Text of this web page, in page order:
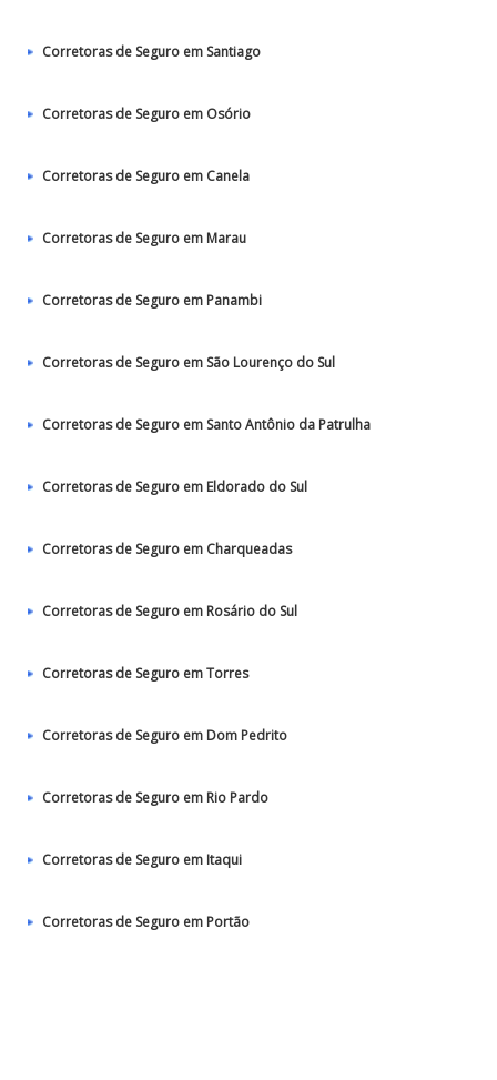
Corretoras de Seguro em Santiago
Corretoras de Seguro em Osório
Corretoras de Seguro em Canela
Corretoras de Seguro em Marau
Corretoras de Seguro em Panambi
Corretoras de Seguro em São Lourenço do Sul
Corretoras de Seguro em Santo Antônio da Patrulha
Corretoras de Seguro em Eldorado do Sul
Corretoras de Seguro em Charqueadas
Corretoras de Seguro em Rosário do Sul
Corretoras de Seguro em Torres
Corretoras de Seguro em Dom Pedrito
Corretoras de Seguro em Rio Pardo
Corretoras de Seguro em Itaqui
Corretoras de Seguro em Portão